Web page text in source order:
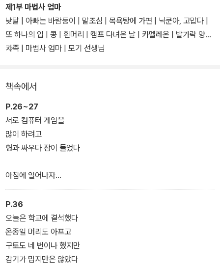
일에 마음을 빼앗길 때 ‘동시를 읽으면 세상에서 가장 가난한 마음이
되어 작은 것에도 감사하게 된다’고 이야기한다. 이 동시집은 이렇게
소박하고 순정한 마음을 담은 동시들로 ‘세상의 상처 입은 어린 마음
들에게 작은 위로’를 건네고자 하는 바람을 담고 있다.
제1부 마법사 엄마
낮달 | 아빠는 바람둥이 | 말조심 | 목욕탕에 가면 | 닉쿤아, 고맙다 |
또 하나의 입 | 콩 | 흰머리 | 캠프 다녀온 날 | 카멜레온 | 발가락 양말
가족 | 마법사 엄마 | 모기 선생님
책속에서
P.26~27
서로 컴퓨터 게임을
많이 하려고
형과 싸우다 잠이 들었다
아침에 일어나자
내 볼과 형의 눈꺼풀에는
모기에게 물린 자국이
붉게 돋아 있었다
여름밤 모기는
형과 내가
P.36
오늘은 학교에 결석했다
온종일 머리도 아프고
구토도 네 번이나 했지만
감기가 밉지만은 않았다